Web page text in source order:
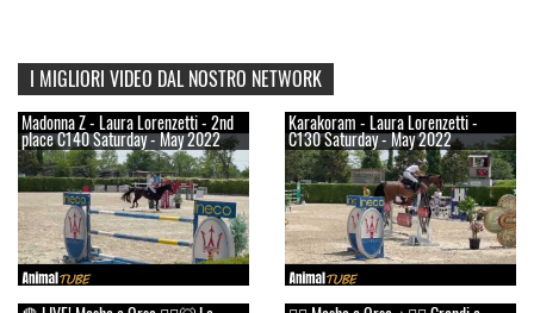
I MIGLIORI VIDEO DAL NOSTRO NETWORK
Madonna Z - Laura Lorenzetti - 2nd
place C140 Saturday - May 2022
Karakoram - Laura Lorenzetti -
C130 Saturday - May 2022